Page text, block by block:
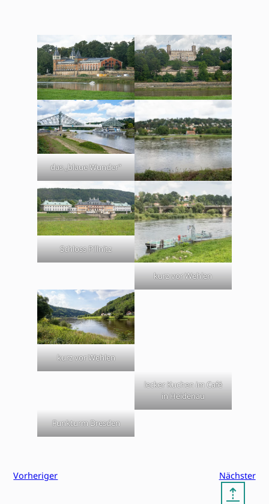
das „blaue Wunder“
Schloss Pillnitz
kurz vor Wehlen
kurz vor Wehlen
lecker Kuchen im Café
in Heidenau
Funkturm Dresden
Vorheriger Nächster
⇡